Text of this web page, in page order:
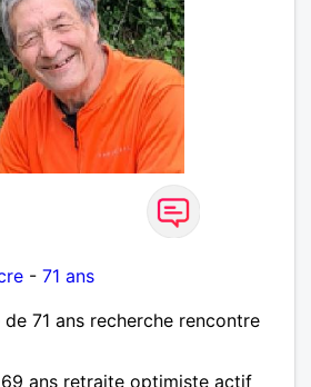
- 71 ans
71 ans recherche rencontre
ans retraite optimiste actif